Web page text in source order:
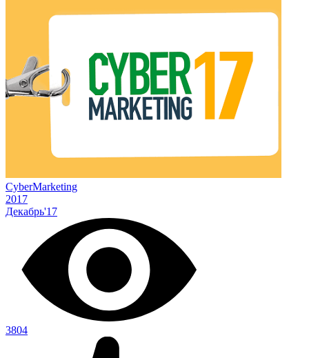
CyberMarketing
2017
Декабрь'17
3804